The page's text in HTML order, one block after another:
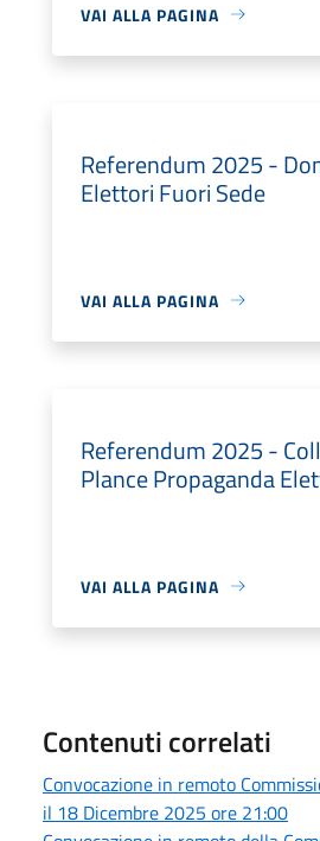
VAI ALLA PAGINA
Referendum 2025 -
Elettori Fuori Sede
VAI ALLA PAGINA
Referendum 2025 -
Plance Propaganda
VAI ALLA PAGINA
Contenuti correlati
Convocazione in remoto
il 18 Dicembre 2025 ore 21:00